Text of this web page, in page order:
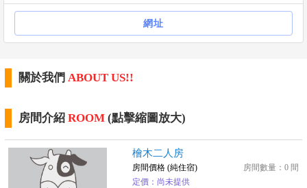
網址
關於我們 ABOUT US!!
房間介紹 ROOM (點擊縮圖放大)
檜木二人房
房間數量：0 間
房間價格 (純住宿)
定價：尚未提供